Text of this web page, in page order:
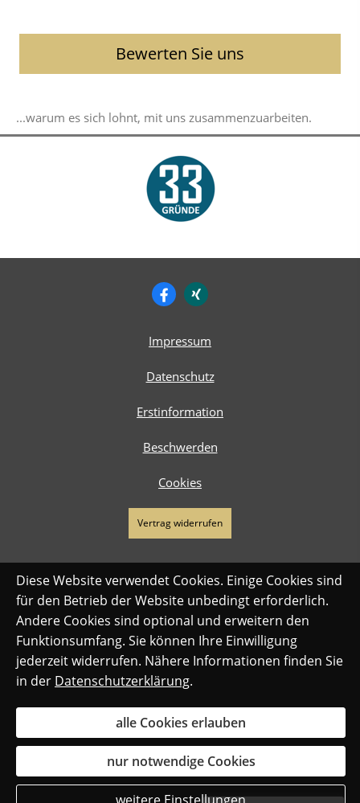
Bewerten Sie uns
...warum es sich lohnt, mit uns zusammenzuarbeiten.
Impressum
Datenschutz
Erstinformation
Beschwerden
Cookies
Vertrag widerrufen
Diese Website verwendet Cookies. Einige Cookies sind
für den Betrieb der Website unbedingt erforderlich.
Andere Cookies sind optional und erweitern den
Funktionsumfang. Sie können Ihre Einwilligung
jederzeit widerrufen. Nähere Informationen finden Sie
in der Datenschutzerklärung.
alle Cookies erlauben
nur notwendige Cookies